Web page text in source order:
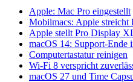
Apple: Mac Pro eingestellt
Mobilmacs: Apple streicht
Apple stellt Pro Display
macOS 14: Support-Ende
Computertastatur reinigen
Wi-Fi 8 verspricht
macOS 27 und Time